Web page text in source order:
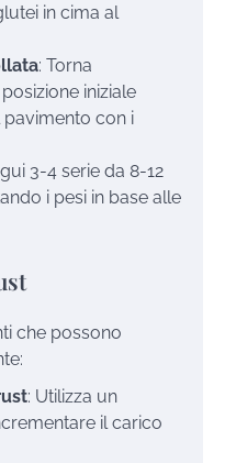
in cima al
: Torna
iniziale
con i
3-4 serie da 8-12
i pesi in base alle
che possono
: Utilizza un
il carico